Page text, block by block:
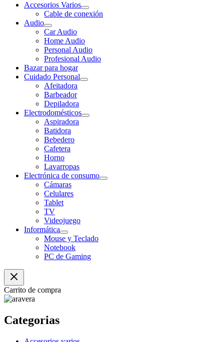
Accesorios Varios
Cable de conexión
Audio
Car Audio
Home Audio
Personal Audio
Profesional Audio
Bazar para hogar
Cuidado Personal
Afeitadora
Barbeador
Depiladora
Electrodomésticos
Aspiradora
Batidora
Bebedero
Cafetera
Horno
Lavarropas
Electrónica de consumo
Cámaras
Celulares
Tablet
TV
Videojuego
Informática
Mouse y Teclado
Notebook
PC de Gaming
Carrito de compra
Categorias